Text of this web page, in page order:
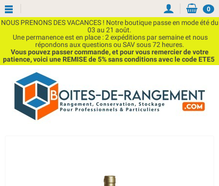
NOUS PRENONS DES VACANCES ! Notre boutique passe en mode été du
03 au 21 août.
Une permanence est en place : 2 expéditions par semaine et nous
répondons aux questions ou SAV sous 72 heures.
Vous pouvez passer commande, et pour vous remercier de votre
patience, voici une REMISE de 5% sans conditions avec le code ETE5
0